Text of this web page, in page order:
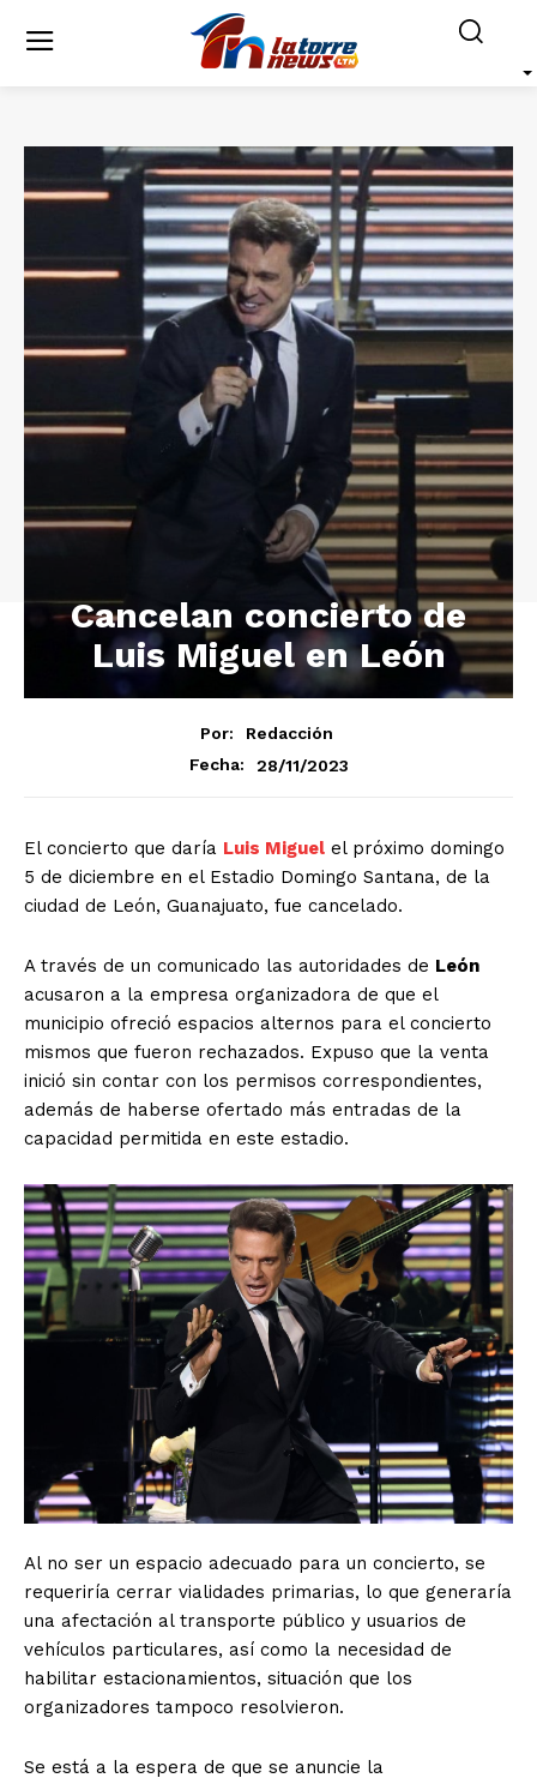
Cancelan concierto de
Luis Miguel en León
Por:
Redacción
Fecha:
28/11/2023
El concierto que daría Luis Miguel el próximo domingo
5 de diciembre en el Estadio Domingo Santana, de la
ciudad de León, Guanajuato, fue cancelado.
A través de un comunicado las autoridades de León
acusaron a la empresa organizadora de que el
municipio ofreció espacios alternos para el concierto
mismos que fueron rechazados. Expuso que la venta
inició sin contar con los permisos correspondientes,
además de haberse ofertado más entradas de la
capacidad permitida en este estadio.
Al no ser un espacio adecuado para un concierto, se
requeriría cerrar vialidades primarias, lo que generaría
una afectación al transporte público y usuarios de
vehículos particulares, así como la necesidad de
habilitar estacionamientos, situación que los
organizadores tampoco resolvieron.
Se está a la espera de que se anuncie la